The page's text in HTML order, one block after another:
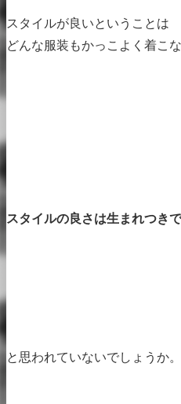
スタイルが良いということは
どんな服装もかっこよく着こ
スタイルの良さは生まれつき
と思われていないでしょうか。